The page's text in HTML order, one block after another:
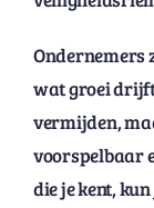
Ondernemers
wat groei
vermijden,
voorspelbaar
die je kent,